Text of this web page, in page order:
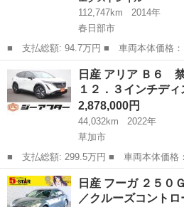
112,747km
2014年
春日部市
■ 支払総額: 94.7万円 ■ 車両本体価格： 799,000 円 ■ メーカー
名： 日産 ■ 車種名： エクストレイ
Ｔ ブラック エクストリーマーＸ ４
ＥＴＣ バッ...
春日部市 エクストレイル
日産 アリア Ｂ６
１２．３インチデ
2,878,000円
44,032km
2022年
草加市
■ 支払総額: 299.5万円 ■ 車両本体価格： 2,878,000 円 ■ メーカ
ー名： 日産 ■ 車種名： アリア ■ グ
車 サンルーフ 純正１２．３インチデ
クビューモ...
埼玉 草加市 日産
日産 フーガ ２５０
／クルーズコント